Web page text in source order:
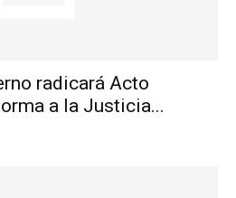
radicará Acto
a la Justicia...